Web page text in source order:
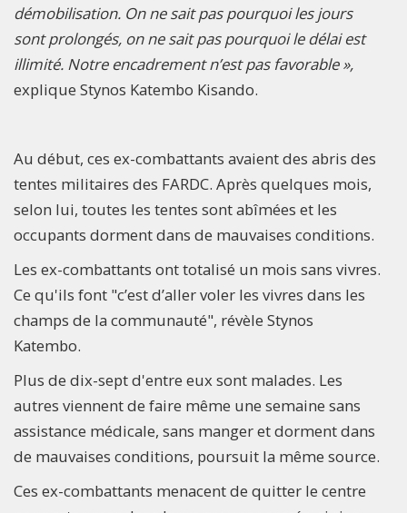
démobilisation. On ne sait pas pourquoi les jours
sont prolongés, on ne sait pas pourquoi le délai est
illimité. Notre encadrement n’est pas favorable »,
explique Stynos Katembo Kisando.
Au début, ces ex-combattants avaient des abris des
tentes militaires des FARDC. Après quelques mois,
selon lui, toutes les tentes sont abîmées et les
occupants dorment dans de mauvaises conditions.
Les ex-combattants ont totalisé un mois sans vivres.
Ce qu'ils font "c’est d’aller voler les vivres dans les
champs de la communauté", révèle Stynos
Katembo.
Plus de dix-sept d'entre eux sont malades. Les
autres viennent de faire même une semaine sans
assistance médicale, sans manger et dorment dans
de mauvaises conditions, poursuit la même source.
Ces ex-combattants menacent de quitter le centre